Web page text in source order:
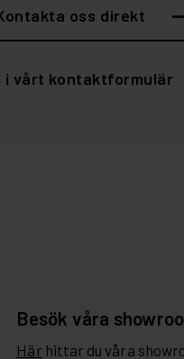
oss direkt
i vårt kontaktformulär
Besök våra
Här hittar du våra